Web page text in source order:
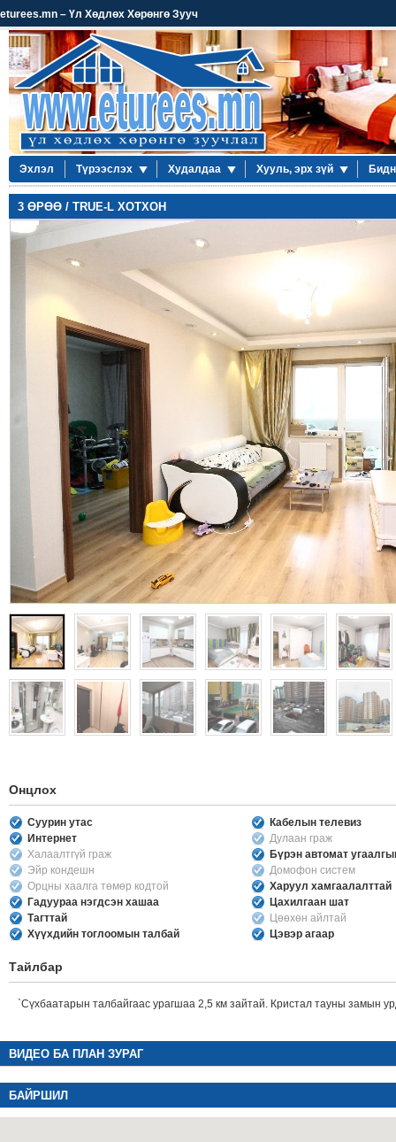
eturees.mn – Үл Хөдлөх Хөрөнгө Зууч
Эхлэл Түрээслэх Худалдаа Хууль, эрх зүй
3 ӨРӨӨ / TRUE-L ХОТХОН
Онцлох
Суурин утас
Кабелын телевиз
Интернет
Дулаан граж
Халаалтгүй граж
Бүрэн автомат
Эйр кондешн
Домофон систем
Орцны хаалга төмөр кодтой
Харуул хамгаалалттай
Гадуураа нэгдсэн хашаа
Цахилгаан шат
Тагттай
Цөөхөн айлтай
Хүүхдийн тоглоомын талбай
Цэвэр агаар
Тайлбар
`Сүхбаатарын талбайгаас урагшаа 2,5 км зайтай. Кристал тауны замын
ВИДЕО БА ПЛАН ЗУРАГ
БАЙРШИЛ